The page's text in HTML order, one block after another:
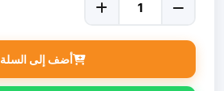
أضف إلى السلة